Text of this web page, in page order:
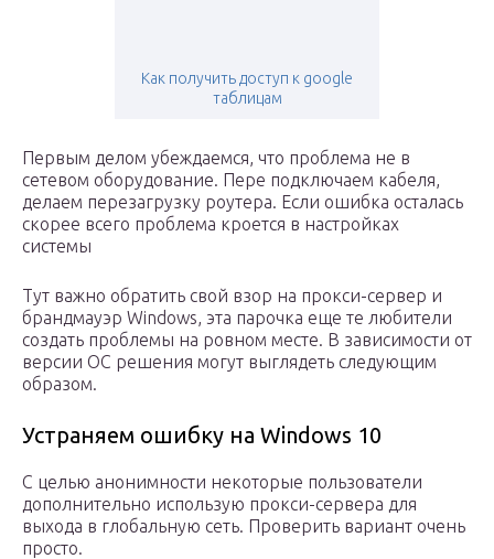
Как получить доступ к google
таблицам
Первым делом убеждаемся, что проблема не в
сетевом оборудование. Пере подключаем кабеля,
делаем перезагрузку роутера. Если ошибка осталась
скорее всего проблема кроется в настройках
системы
Тут важно обратить свой взор на прокси-сервер и
брандмауэр Windows, эта парочка еще те любители
создать проблемы на ровном месте. В зависимости от
версии ОС решения могут выглядеть следующим
образом.
Устраняем ошибку на Windows 10
С целью анонимности некоторые пользователи
дополнительно использую прокси-сервера для
выхода в глобальную сеть. Проверить вариант очень
просто.